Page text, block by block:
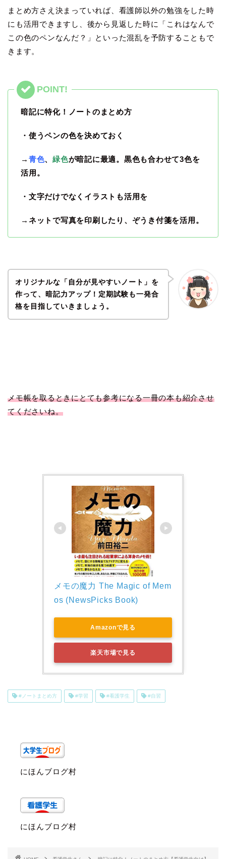
まとめ方さえ決まっていれば、看護師以外の勉強をした時
にも活用できますし、後から見返した時に「これはなんで
この色のペンなんだ？」といった混乱を予防することもで
きます。
暗記に特化！ノートのまとめ方
・使うペンの色を決めておく
→ 青色、緑色が暗記に最適。黒色も合わせて3色を
活用。
・文字だけでなくイラストも活用を
→ネットで写真を印刷したり、ぞうき付箋を活用。
オリジナルな「自分が見やすいノート」を
作って、暗記力アップ！定期試験も一発合
格を目指していきましょう。
メモ帳を取るときにとても参考になる一冊の本も紹介させ
てくださいね。
メモの魔力 The Magic of Mem
os (NewsPicks Book)
Amazonで見る
楽天市場で見る
#ノートまとめ方 #学習 #看護学生 #自習
にほんブログ村
にほんブログ村